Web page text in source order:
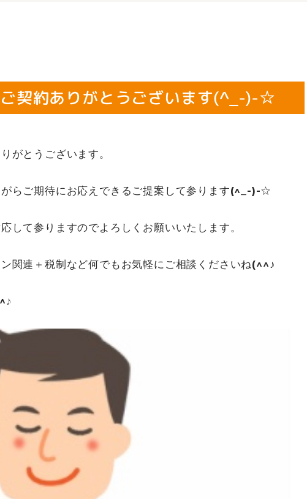
契約ありがとうございます(^_-)-☆
がとうございます。
らご期待にお応えできるご提案して参ります(^_-)-☆
して参りますのでよろしくお願いいたします。
関連＋税制など何でもお気軽にご相談くださいね(^^♪